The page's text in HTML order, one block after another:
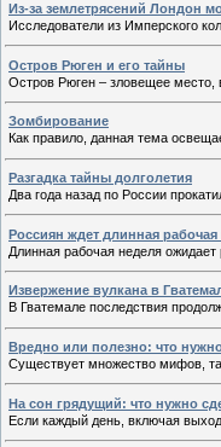
Из-за землетрясений Лондон
Исследователи из Имперского
Остров Рюген и его тайны
Остров Рюген – зловещее
Зомбирование
Как правило, данная тема
Разгадка тайны долголетия
Два года назад по России
Россиян ждет длинная рабочая
Длинная рабочая неделя
Извержение вулкана в
В Гватемале последствия
Вредно или полезно: что
Существует множество мифов,
На сон грядущий: что нужно
Если каждый день, включая